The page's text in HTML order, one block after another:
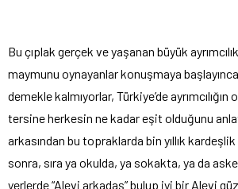
Bu çıplak gerçek ve yaşanan büyük
maymunu oynayanlar konuşmaya
demekle kalmıyorlar, Türkiye’de ayrımcılığın
tersine herkesin ne kadar eşit olduğunu
arkasından bu topraklarda bin yıllık
sonra, sıra ya okulda, ya sokakta, ya da
yerlerde “Alevi arkadaş” bulup iyi bir Alevi